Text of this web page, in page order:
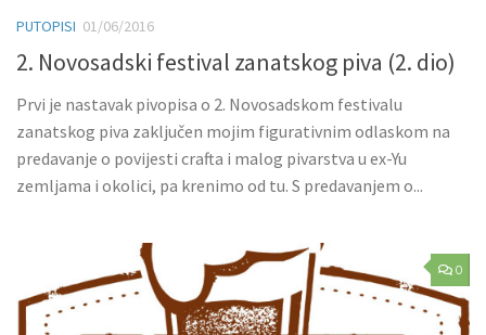
PUTOPISI 01/06/2016
2. Novosadski festival zanatskog piva (2. dio)
Prvi je nastavak pivopisa o 2. Novosadskom festivalu
zanatskog piva zaključen mojim figurativnim odlaskom na
predavanje o povijesti crafta i malog pivarstva u ex-Yu
zemljama i okolici, pa krenimo od tu. S predavanjem o...
0